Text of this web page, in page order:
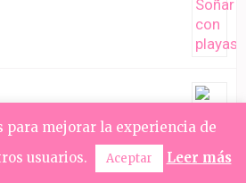
para mejorar la experiencia de
usuarios.
Aceptar Leer más